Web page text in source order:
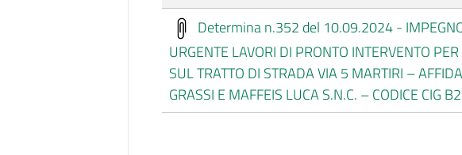
Determina n.352 del 10.09.2024 -
URGENTE LAVORI DI PRONTO INTERVENTO
SUL TRATTO DI STRADA VIA 5 MARTIRI –
GRASSI E MAFFEIS LUCA S.N.C. – CODICE CIG